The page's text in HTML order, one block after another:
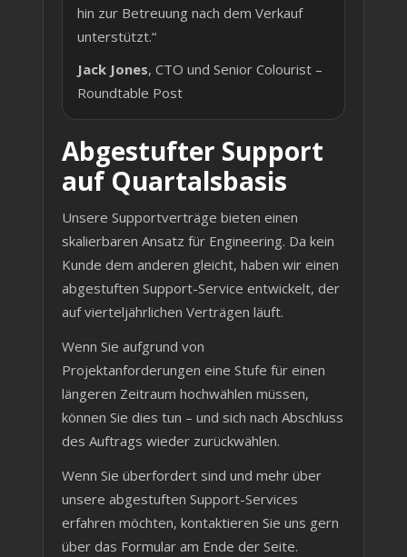
hin zur Betreuung nach dem Verkauf
unterstützt.“
Jack Jones, CTO und Senior Colourist –
Roundtable Post
Abgestufter Support
auf Quartalsbasis
Unsere Supportverträge bieten einen
skalierbaren Ansatz für Engineering. Da kein
Kunde dem anderen gleicht, haben wir einen
abgestuften Support-Service entwickelt, der
auf vierteljährlichen Verträgen läuft.
Wenn Sie aufgrund von
Projektanforderungen eine Stufe für einen
längeren Zeitraum hochwählen müssen,
können Sie dies tun – und sich nach Abschluss
des Auftrags wieder zurückwählen.
Wenn Sie überfordert sind und mehr über
unsere abgestuften Support-Services
erfahren möchten, kontaktieren Sie uns gern
über das Formular am Ende der Seite.